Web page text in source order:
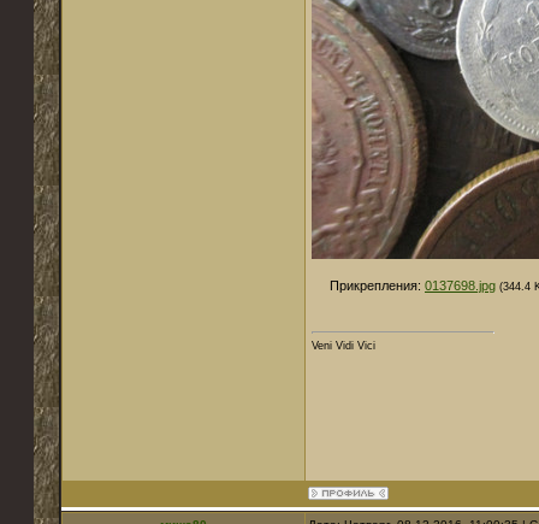
Прикрепления: 0137698.jpg (344.4
Veni Vidi Vici